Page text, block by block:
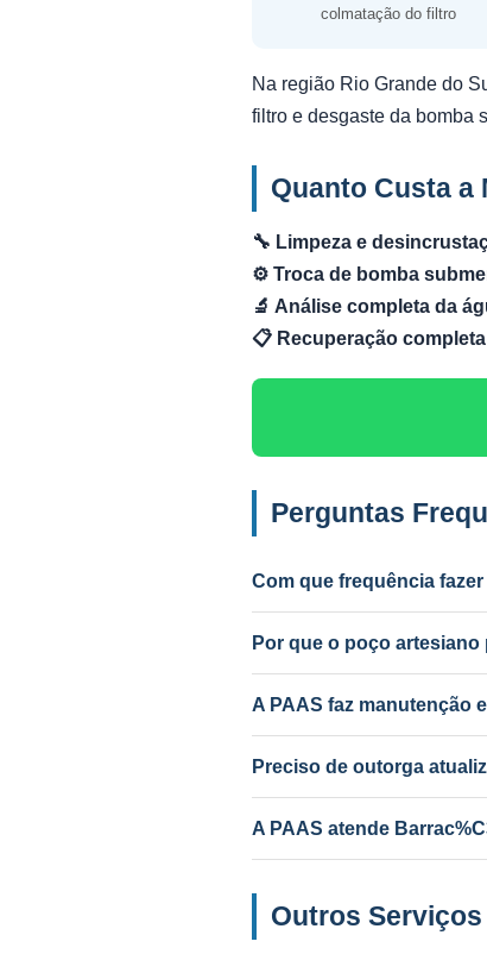
colmatação do filtro
Na região Rio Grande do
filtro e desgaste da bomba
Quanto Custa a
🔧 Limpeza e
⚙️ Troca de bomba
🔬 Análise completa da
📋 Recuperação
Perguntas
Com que frequência
Anual para uso intenso
Por que o poço artesiano
Causas mais comuns:
PAAS diagnostica e resolve.
A PAAS faz manutenção
Sim! A PAAS faz
Preciso de outorga
Depende do serviço. Troca
A PAAS atende
Sim! Desde 1985, com
Outros